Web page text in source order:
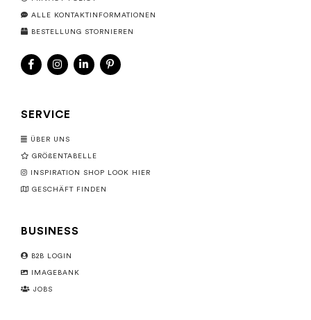
ALLE KONTAKTINFORMATIONEN
BESTELLUNG STORNIEREN
SERVICE
ÜBER UNS
GRÖßENTABELLE
INSPIRATION SHOP LOOK HIER
GESCHÄFT FINDEN
BUSINESS
B2B LOGIN
IMAGEBANK
JOBS